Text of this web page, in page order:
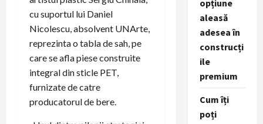
cu suportul lui Daniel
Nicolescu, absolvent UNArte,
reprezinta o tabla de sah, pe
care se afla piese construite
integral din sticle PET,
furnizate de catre
producatorul de bere.
opțiune
aleasă
adesea în
construcți
ile
premium
Cum îți
poți